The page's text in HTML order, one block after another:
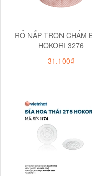
RỔ NẮP TRÒN CHẤM
HOKORI 3276
31.100₫